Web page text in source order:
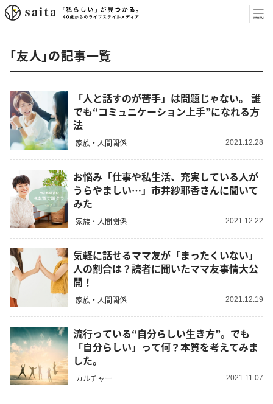
「友人」の記事一覧
「人と話すのが苦手」は問題じゃない。 誰
でも“コミュニケーション上手”になれる方
法
家族・人間関係 2021.12.28
お悩み「仕事や私生活、充実している人が
うらやましい…」市井紗耶香さんに聞いて
みた
家族・人間関係 2021.12.22
気軽に話せるママ友が「まったくいない」
人の割合は？読者に聞いたママ友事情大公
開！
家族・人間関係 2021.12.19
流行っている“自分らしい生き方”。でも
「自分らしい」って何？本質を考えてみま
した。
カルチャー 2021.11.07